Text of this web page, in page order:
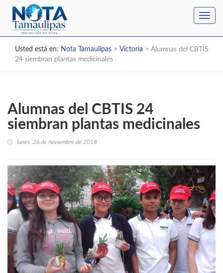
Usted está en: Nota Tamaulipas > Victoria > Alumnas del CBTIS
24 siembran plantas medicinales
Alumnas del CBTIS 24
siembran plantas medicinales
lunes, 26 de noviembre de 2018